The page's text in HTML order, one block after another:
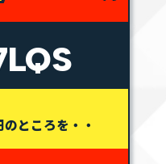
のところを・・